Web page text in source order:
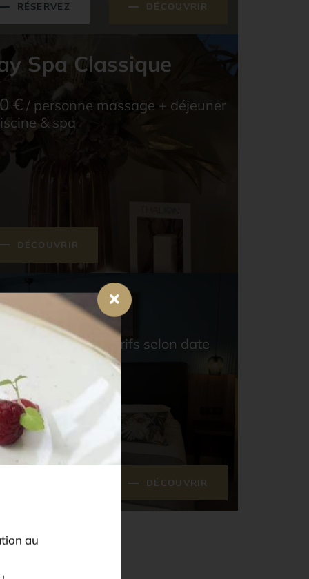
au
RÉSERVEZ DÉCOUVRIR
Spa Classique
€/ personne massage + déjeuner
& spa
DÉCOUVRIR
3 nuits
50% sur 1 nuit* tarifs selon date
DÉCOUVRIR